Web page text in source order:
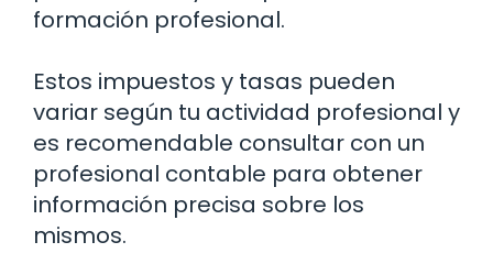
formación profesional.
Estos impuestos y tasas pueden
variar según tu actividad profesional y
es recomendable consultar con un
profesional contable para obtener
información precisa sobre los
mismos.